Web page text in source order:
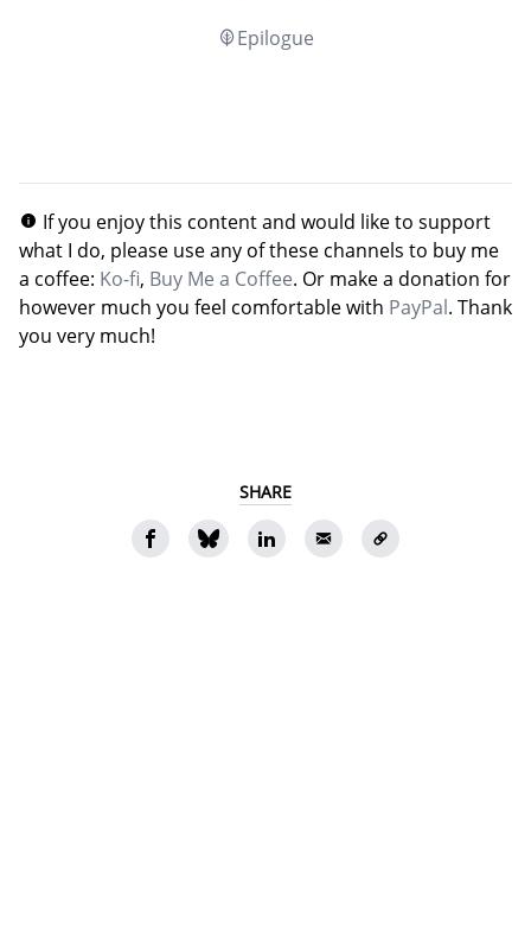
Epilogue
If you enjoy this content and would like to support
what I do, please use any of these channels to buy me
a coffee: Ko-fi, Buy Me a Coffee. Or make a donation for
however much you feel comfortable with PayPal. Thank
you very much!
SHARE